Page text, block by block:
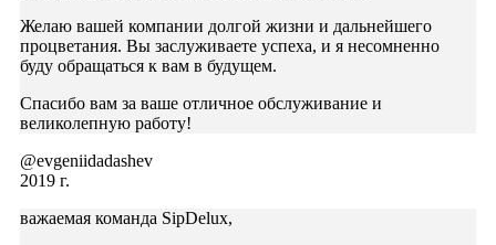
Желаю вашей компании долгой жизни и дальнейшего
процветания. Вы заслуживаете успеха, и я несомненно
буду обращаться к вам в будущем.
Спасибо вам за ваше отличное обслуживание и
великолепную работу!
@evgeniidadashev
2019 г.
важаемая команда SipDelux,